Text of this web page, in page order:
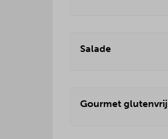
Salade
Gourmet glutenvrij